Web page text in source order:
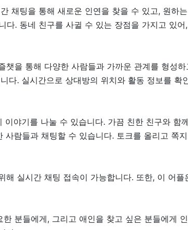
채팅을 통해 새로운 인연을 찾을 수 있고, 원하
. 동네 친구를 사귈 수 있는 장점을 가지고 있
을 통해 다양한 사람들과 가까운 관계를 형성
다. 실시간으로 상대방의 위치와 활동 정보를 확
야기를 나눌 수 있습니다. 가끔 친한 친구와 함
람들과 채팅할 수 있습니다. 토크를 올리고 쪽
실시간 채팅 접속이 가능합니다. 또한, 이 어
분들에게, 그리고 애인을 찾고 싶은 분들에게